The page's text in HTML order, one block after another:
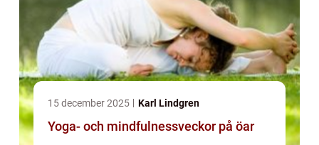
15 december 2025 Karl Lindgren
Yoga- och mindfulnessveckor på öar